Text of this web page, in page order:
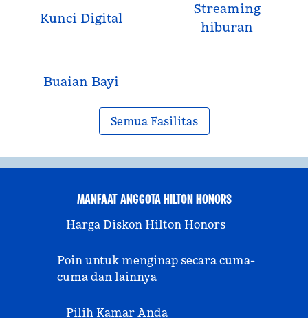
Kunci Digital
Streaming
hiburan
Buaian Bayi
Semua Fasilitas
MANFAAT ANGGOTA HILTON HONORS
Harga Diskon Hilton Honors
Poin untuk menginap secara cuma-
cuma dan lainnya
Pilih Kamar Anda